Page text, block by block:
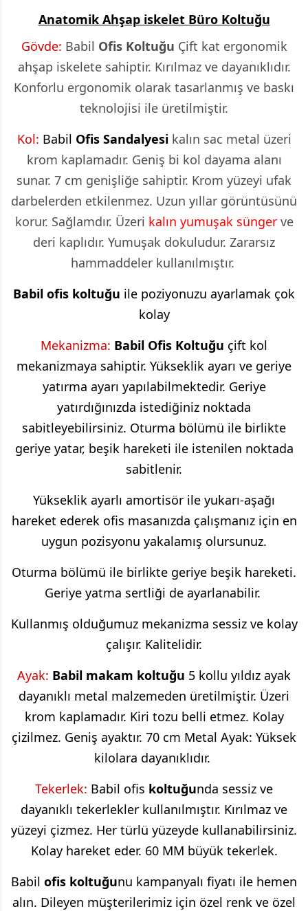
Anatomik Ahşap iskelet Büro Koltuğu
Gövde: Babil Ofis Koltuğu Çift kat ergonomik
ahşap iskelete sahiptir. Kırılmaz ve dayanıklıdır.
Konforlu ergonomik olarak tasarlanmış ve baskı
teknolojisi ile üretilmiştir.
Kol: Babil Ofis Sandalyesikalın sac metal üzeri
krom kaplamadır. Geniş bi kol dayama alanı
sunar. 7 cm genişliğe sahiptir. Krom yüzeyi ufak
darbelerden etkilenmez. Uzun yıllar görüntüsünü
korur. Sağlamdır. Üzeri kalın yumuşak sünger ve
deri kaplıdır. Yumuşak dokuludur. Zararsız
hammaddeler kullanılmıştır.
Babil ofis koltuğu ile poziyonuzu ayarlamak çok
kolay
Mekanizma: Babil Ofis Koltuğu çift kol
mekanizmaya sahiptir. Yükseklik ayarı ve geriye
yatırma ayarı yapılabilmektedir. Geriye
yatırdığınızda istediğiniz noktada
sabitleyebilirsiniz. Oturma bölümü ile birlikte
geriye yatar, beşik hareketi ile istenilen noktada
sabitlenir.
Yükseklik ayarlı amortisör ile yukarı-aşağı
hareket ederek ofis masanızda çalışmanız için en
uygun pozisyonu yakalamış olursunuz.
Oturma bölümü ile birlikte geriye beşik hareketi.
Geriye yatma sertliği de ayarlanabilir.
Kullanmış olduğumuz mekanizma sessiz ve kolay
çalışır. Kalitelidir.
Ayak: Babil makam koltuğu 5 kollu yıldız ayak
dayanıklı metal malzemeden üretilmiştir. Üzeri
krom kaplamadır. Kiri tozu belli etmez. Kolay
çizilmez. Geniş ayaktır. 70 cm Metal Ayak: Yüksek
kilolara dayanıklıdır.
Tekerlek: Babil ofis koltuğunda sessiz ve
dayanıklı tekerlekler kullanılmıştır. Kırılmaz ve
yüzeyi çizmez. Her türlü yüzeyde kullanabilirsiniz.
Kolay hareket eder. 60 MM büyük tekerlek.
Babil ofis koltuğunu kampanyalı fiyatı ile hemen
alın. Dileyen müşterilerimiz için özel renk ve özel